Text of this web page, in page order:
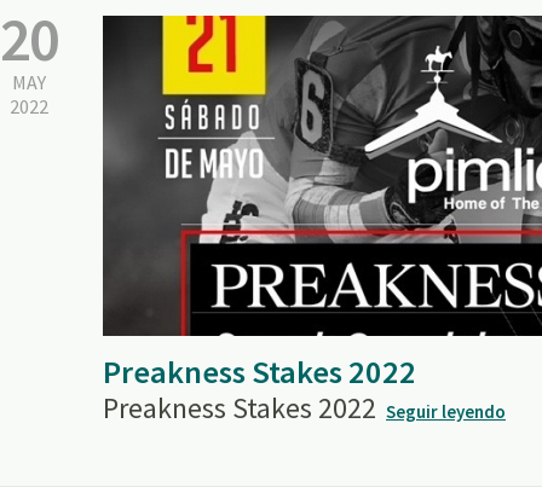
20
MAY
2022
Preakness Stakes 2022
Preakness Stakes 2022 Seguir leyendo